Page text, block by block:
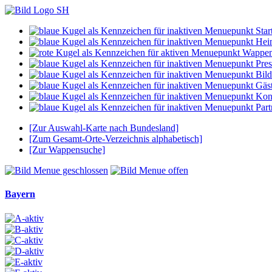
[Zur Auswahl-Karte nach Bundesland]
[Zum Gesamt-Orte-Verzeichnis alphabetisch]
[Zur Wappensuche]
Bayern